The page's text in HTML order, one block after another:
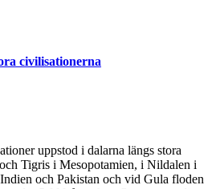
civilisationerna
uppstod i dalarna längs stora
Tigris i Mesopotamien, i Nildalen i
och Pakistan och vid Gula floden